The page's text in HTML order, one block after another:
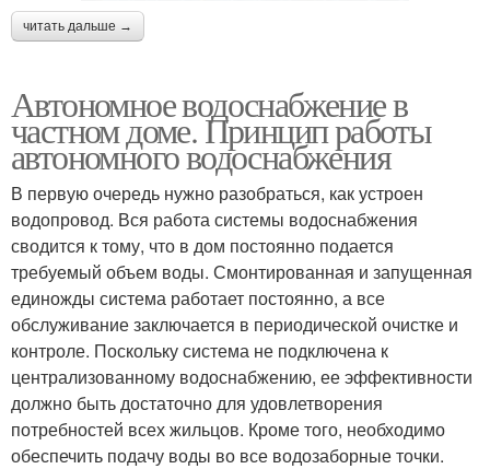
читать дальше →
Автономное водоснабжение в
частном доме. Принцип работы
автономного водоснабжения
В первую очередь нужно разобраться, как устроен
водопровод. Вся работа системы водоснабжения
сводится к тому, что в дом постоянно подается
требуемый объем воды. Смонтированная и запущенная
единожды система работает постоянно, а все
обслуживание заключается в периодической очистке и
контроле. Поскольку система не подключена к
централизованному водоснабжению, ее эффективности
должно быть достаточно для удовлетворения
потребностей всех жильцов. Кроме того, необходимо
обеспечить подачу воды во все водозаборные точки.